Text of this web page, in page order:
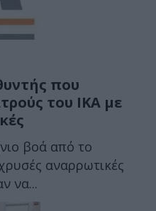
που
του ΙΚΑ με
βοά από το
αναρρωτικές
να...